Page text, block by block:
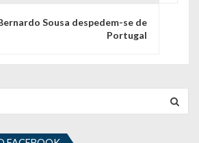
Sousa despedem-se de
Portugal